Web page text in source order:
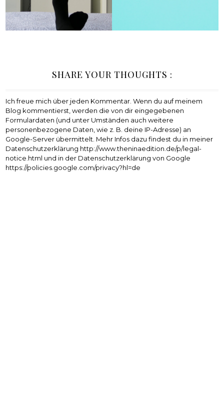
SHARE YOUR THOUGHTS :
Ich freue mich über jeden Kommentar. Wenn du auf meinem
Blog kommentierst, werden die von dir eingegebenen
Formulardaten (und unter Umständen auch weitere
personenbezogene Daten, wie z. B. deine IP-Adresse) an
Google-Server übermittelt. Mehr Infos dazu findest du in meiner
Datenschutzerklärung http://www.theninaedition.de/p/legal-
notice.html und in der Datenschutzerklärung von Google
https://policies.google.com/privacy?hl=de